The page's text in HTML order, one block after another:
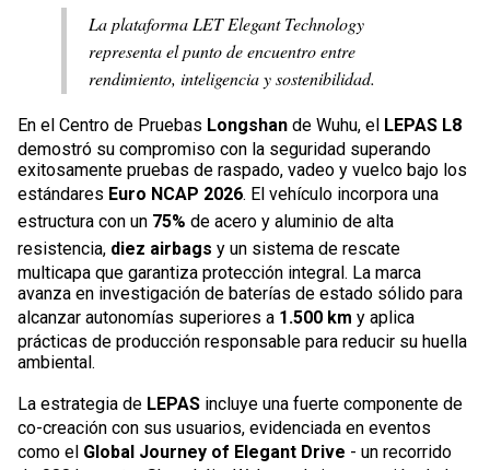
La plataforma LET Elegant Technology
representa el punto de encuentro entre
rendimiento, inteligencia y sostenibilidad.
En el Centro de Pruebas Longshan de Wuhu, el LEPAS L8
demostró su compromiso con la seguridad superando
exitosamente pruebas de raspado, vadeo y vuelco bajo los
estándares Euro NCAP 2026. El vehículo incorpora una
estructura con un 75% de acero y aluminio de alta
resistencia, diez airbags y un sistema de rescate
multicapa que garantiza protección integral. La marca
avanza en investigación de baterías de estado sólido para
alcanzar autonomías superiores a 1.500 km y aplica
prácticas de producción responsable para reducir su huella
ambiental.
La estrategia de LEPAS incluye una fuerte componente de
co-creación con sus usuarios, evidenciada en eventos
como el Global Journey of Elegant Drive - un recorrido